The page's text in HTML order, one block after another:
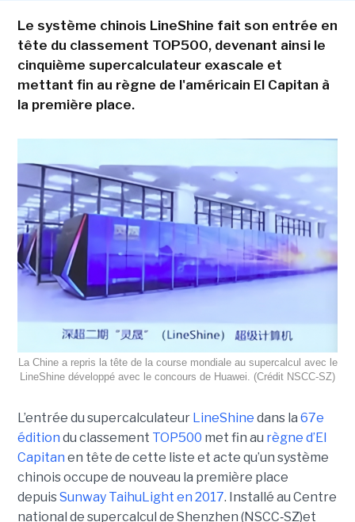
Le système chinois LineShine fait son entrée en
tête du classement TOP500, devenant ainsi le
cinquième supercalculateur exascale et
mettant fin au règne de l'américain El Capitan à
la première place.
La Chine a repris la tête de la course mondiale au supercalcul avec le
LineShine développé avec le concours de Huawei. (Crédit NSCC‑SZ)
L’entrée du supercalculateur LineShine dans la 67e
édition du classement TOP500 met fin au règne d’El
Capitan en tête de cette liste et acte qu’un système
chinois occupe de nouveau la première place
depuisSunway TaihuLight en 2017. Installé au Centre
national de supercalcul de Shenzhen (NSCC‑SZ)et